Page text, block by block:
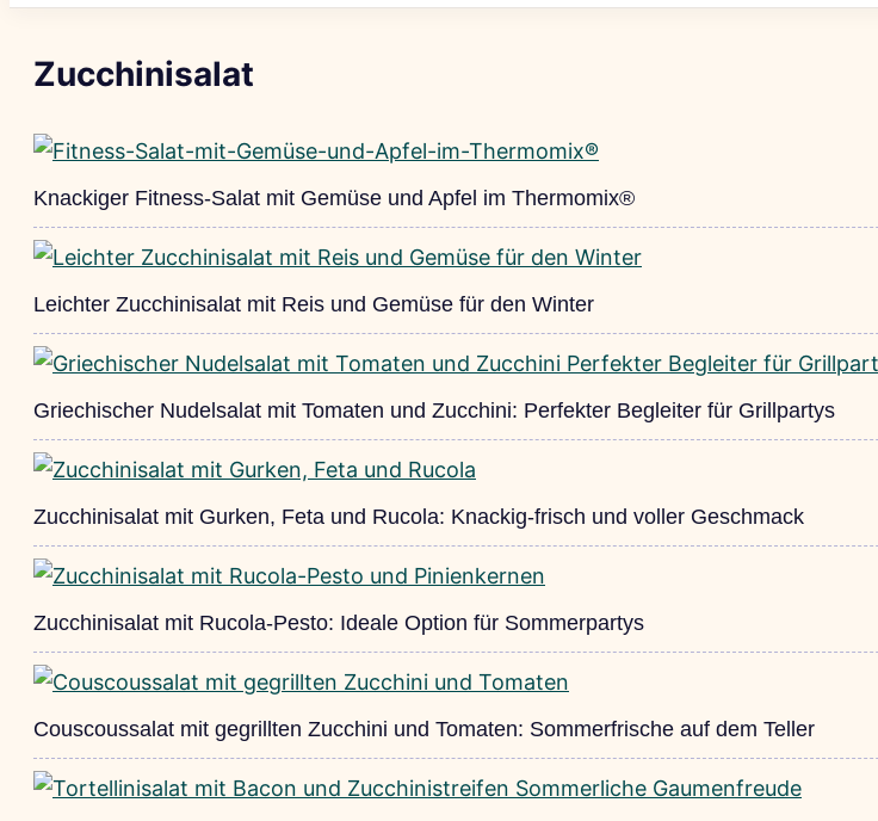
Zucchinisalat
Knackiger Fitness-Salat mit Gemüse und Apfel im Thermomix®
Leichter Zucchinisalat mit Reis und Gemüse für den Winter
Griechischer Nudelsalat mit Tomaten und Zucchini: Perfekter Begleiter für Grillpartys
Zucchinisalat mit Gurken, Feta und Rucola: Knackig-frisch und voller Geschmack
Zucchinisalat mit Rucola-Pesto: Ideale Option für Sommerpartys
Couscoussalat mit gegrillten Zucchini und Tomaten: Sommerfrische auf dem Teller